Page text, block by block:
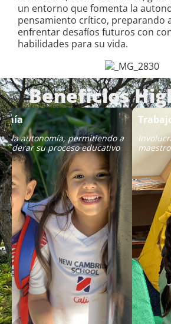
un entorno que fomenta la
pensamiento crítico, preparando
enfrentar desafíos futuros con
habilidades para su vida.
Beneficios
la autonomía, permitiendo a
liderar su proceso educativo